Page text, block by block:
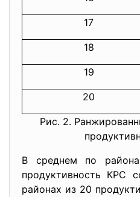
17
18
19
20
Рис. 2.
В среднем по
продуктивность КРС
районах из 20